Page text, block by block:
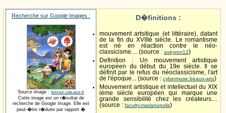
Recherche sur Google Images :
Source image : humour.cote.azur.fr
Cette image est un r�sultat de
recherche de Google Image. Elle est
peut-�tre r�duite par rapport �
D�finitions :
mouvement artsitique (et littéraire), datant
de la fin du XVIIIè siècle. Le romantisme
est né en réaction contre le néo-
classicisme.... (source : aveyron12)
Definition : Un mouvement artistique
européen du début du 19e siècle. Il se
définit par le refus du néoclassicisme, l'art
de l'époque... (source : cybermuse.beaux-arts)
Mouvement artistique et intellectuel du XIX
ième siècle européen qui marque une
grande sensibilité chez les créateurs....
(source : faculty.marianopolis)